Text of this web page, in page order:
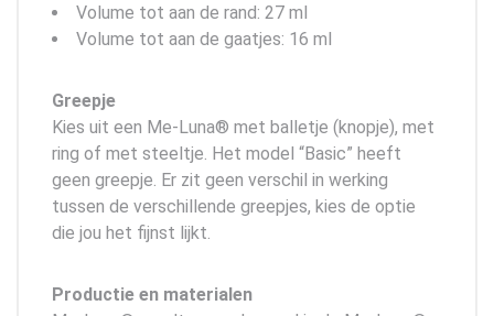
Volume tot aan de rand: 27 ml
Volume tot aan de gaatjes: 16 ml
Greepje
Kies uit een Me-Luna® met balletje (knopje), met
ring of met steeltje. Het model “Basic” heeft
geen greepje. Er zit geen verschil in werking
tussen de verschillende greepjes, kies de optie
die jou het fijnst lijkt.
Productie en materialen